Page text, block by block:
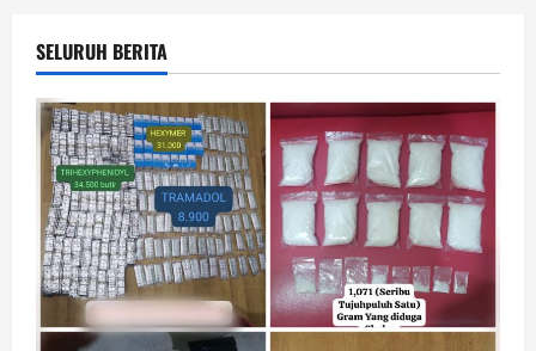
SELURUH BERITA